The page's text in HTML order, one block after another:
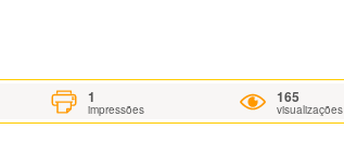
1
impressões
165
visualizações